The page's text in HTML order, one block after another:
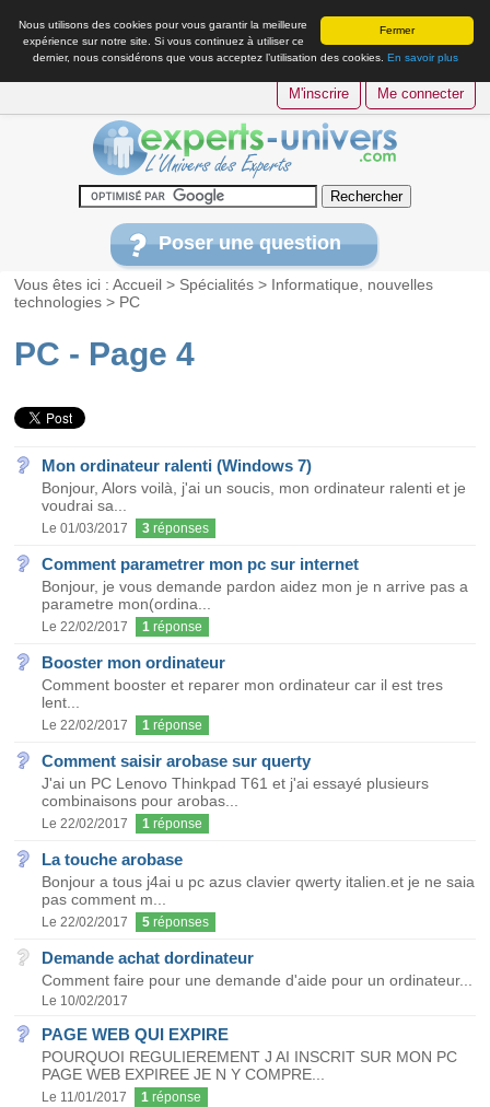
Fermer
Nous utilisons des cookies pour vous garantir la meilleure
expérience sur notre site. Si vous continuez à utiliser ce
dernier, nous considérons que vous acceptez l’utilisation des cookies. En savoir plus
M'inscrire Me connecter
Poser une question
Vous êtes ici :Accueil > Spécialités > Informatique, nouvelles
technologies > PC
PC - Page 4
Mon ordinateur ralenti (Windows 7)
Bonjour, Alors voilà, j'ai un soucis, mon ordinateur ralenti et je
voudrai sa...
Le 01/03/2017 3 réponses
Comment parametrer mon pc sur internet
Bonjour, je vous demande pardon aidez mon je n arrive pas a
parametre mon(ordina...
Le 22/02/2017 1 réponse
Booster mon ordinateur
Comment booster et reparer mon ordinateur car il est tres
lent...
Le 22/02/2017 1 réponse
Comment saisir arobase sur querty
J'ai un PC Lenovo Thinkpad T61 et j'ai essayé plusieurs
combinaisons pour arobas...
Le 22/02/2017 1 réponse
La touche arobase
Bonjour a tous j4ai u pc azus clavier qwerty italien.et je ne saia
pas comment m...
Le 22/02/2017 5 réponses
Demande achat dordinateur
Comment faire pour une demande d'aide pour un ordinateur...
Le 10/02/2017
PAGE WEB QUI EXPIRE
POURQUOI REGULIEREMENT J AI INSCRIT SUR MON PC
PAGE WEB EXPIREE JE N Y COMPRE...
Le 11/01/2017 1 réponse